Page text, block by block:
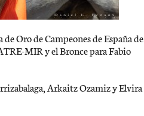
Oro de Campeones de España de
MIR y el Bronce para Fabio
Arkaitz Ozamiz y Elvira